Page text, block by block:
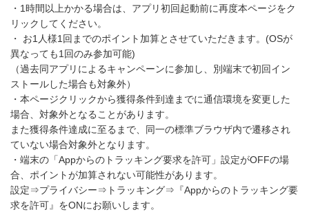
・1時間以上かかる場合は、アプリ初回起動前に再度本ページをク
リックしてください。
・ お1人様1回までのポイント加算とさせていただきます。(OSが
異なっても1回のみ参加可能)
（過去同アプリによるキャンペーンに参加し、別端末で初回イン
ストールした場合も対象外）
・本ページクリックから獲得条件到達までに通信環境を変更した
場合、対象外となることがあります。
また獲得条件達成に至るまで、同一の標準ブラウザ内で遷移され
ていない場合対象外となります。
・端末の「Appからのトラッキング要求を許可」設定がOFFの場
合、ポイントが加算されない可能性があります。
設定⇒プライバシー⇒トラッキング⇒『Appからのトラッキング要
求を許可』をONにお願いします。